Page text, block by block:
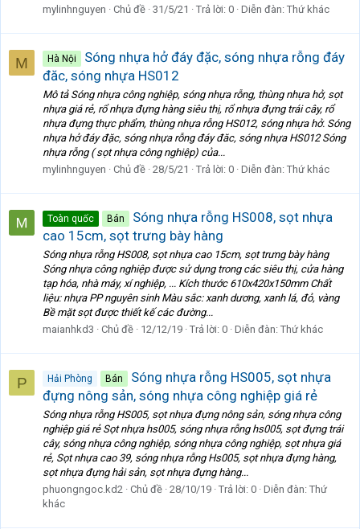
mylinhnguyen
Chủ đề 31/5/21 Trả lời: 0 Diễn đàn: Thứ khác
M Hà Nội
Sóng nhựa hở đáy đặc, sóng nhựa rỗng đáy
đăc, sóng nhựa HS012
Mô tả Sóng nhựa công nghiệp, sóng nhựa rỗng, thùng nhựa hở, sọt
nhựa giá rẻ, rổ nhựa đựng hàng siêu thị, rổ nhựa đựng trái cây, rổ
nhựa đựng thực phẩm, thùng nhựa rỗng HS012, sóng nhựa hở. Sóng
nhựa hở đáy đặc, sóng nhựa rỗng đáy đăc, sóng nhựa HS012 Sóng
nhựa rỗng ( sọt nhựa công nghiệp) của...
mylinhnguyen
Chủ đề 28/5/21 Trả lời: 0 Diễn đàn: Thứ khác
Toàn quốc Bán
Sóng nhựa rỗng HS008, sọt nhựa
cao 15cm, sọt trưng bày hàng
Sóng nhựa rỗng HS008, sọt nhựa cao 15cm, sọt trưng bày hàng
Sóng nhựa công nghiệp được sử dụng trong các siêu thị, cửa hàng
tạp hóa, nhà máy, xí nghiệp, ... Kích thước 610x420x150mm Chất
liệu: nhựa PP nguyên sinh Màu sắc: xanh dương, xanh lá, đỏ, vàng
Bề mặt sọt được thiết kế các đường...
maianhkd3
Chủ đề 12/12/19 Trả lời: 0 Diễn đàn: Thứ khác
P Hải Phòng Bán
Sóng nhựa rỗng HS005, sọt nhựa
đựng nông sản, sóng nhựa công nghiệp giá rẻ
Sóng nhựa rỗng HS005, sọt nhựa đựng nông sản, sóng nhựa công
nghiệp giá rẻ Sọt nhựa hs005, sóng nhựa rỗng hs005, sọt đựng trái
cây, sóng nhựa công nghiệp, sóng nhựa công nghiệp, sọt nhựa giá
rẻ, Sọt nhựa cao 39, sóng nhựa rỗng Hs005, sọt nhựa đựng hàng,
sọt nhựa đựng hải sản, sọt nhựa đựng hàng...
phuongngoc.kd2 Chủ đề 28/10/19 Trả lời: 0 Diễn đàn: Thứ
khác